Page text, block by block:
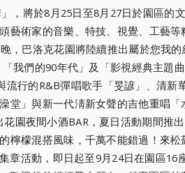
，將於8月 25日至8月27日於園區的
藝術家的音樂、特技、視覺、 工藝等
，巴洛克花園將陸續推出屬於您我
我們的90年代」及「影視經典主題
流行的R&B彈唱歌手「旻諺」、清新
堂」與新一代淸新女聲的吉他重唱
園夜間小酒BAR，夏日活動期間推
檸檬混搭風味，千萬不能錯過！來松
章活動， 即日起至9月24日在園區16